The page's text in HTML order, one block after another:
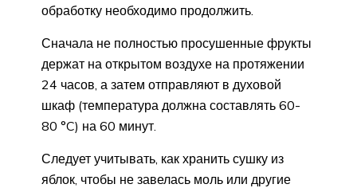
обработку необходимо продолжить.
Сначала не полностью просушенные фрукты
держат на открытом воздухе на протяжении
24 часов, а затем отправляют в духовой
шкаф (температура должна составлять 60-
80 °C) на 60 минут.
Следует учитывать, как хранить сушку из
яблок, чтобы не завелась моль или другие